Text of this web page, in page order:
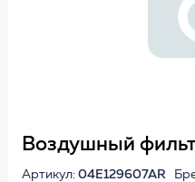
Воздушный
Артикул: 04E129607AR